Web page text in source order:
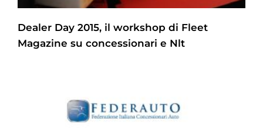
Dealer Day 2015, il workshop di Fleet
Magazine su concessionari e Nlt